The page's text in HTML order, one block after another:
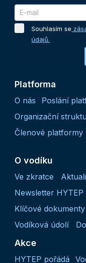
Souhlasím se
údajů.
Platforma
O nás Poslání
Organizační
Členové platformy
O vodíku
Ve zkratce
Newsletter HYTEP
Klíčové dokumenty
Vodíková údolí
Akce
HYTEP pořádá